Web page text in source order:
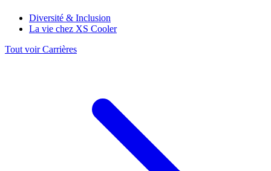
Diversité & Inclusion
La vie chez XS Cooler
Tout voir Carrières